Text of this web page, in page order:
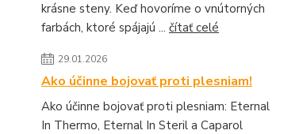
krásne steny. Keď hovoríme o vnútorných
farbách, ktoré spájajú ... čítať celé
29.01.2026
Ako účinne bojovať proti plesniam!
Ako účinne bojovať proti plesniam: Eternal
In Thermo, Eternal In Steril a Caparol